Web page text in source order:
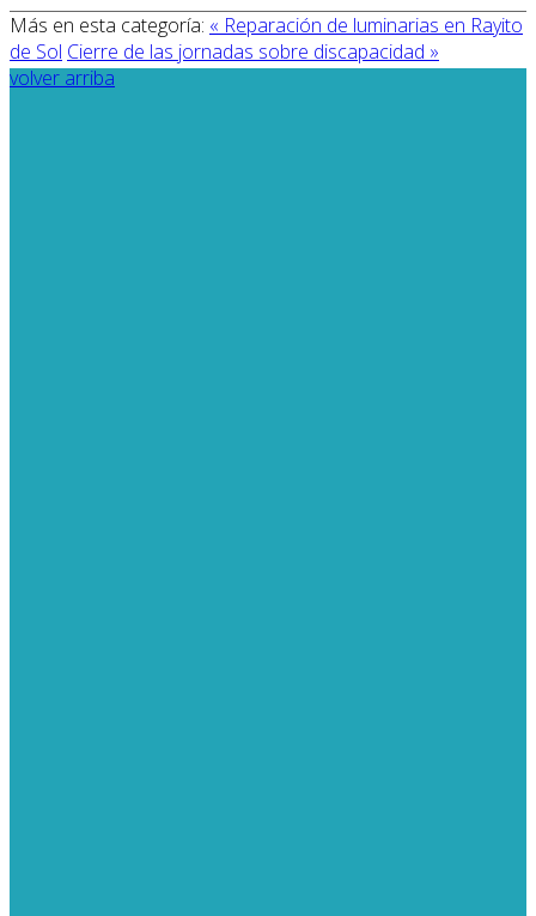
Más en esta categoría: « Reparación de luminarias en Rayito
de Sol Cierre de las jornadas sobre discapacidad »
volver arriba